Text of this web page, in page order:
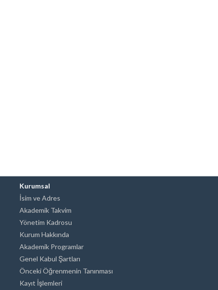
Kurumsal
İsim ve Adres
Akademik Takvim
Yönetim Kadrosu
Kurum Hakkında
Akademik Programlar
Genel Kabul Şartları
Önceki Öğrenmenin Tanınması
Kayıt İşlemleri